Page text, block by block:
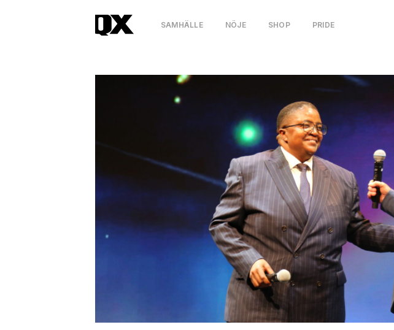
SAMHÄLLE NÖJE SHOP PRIDE